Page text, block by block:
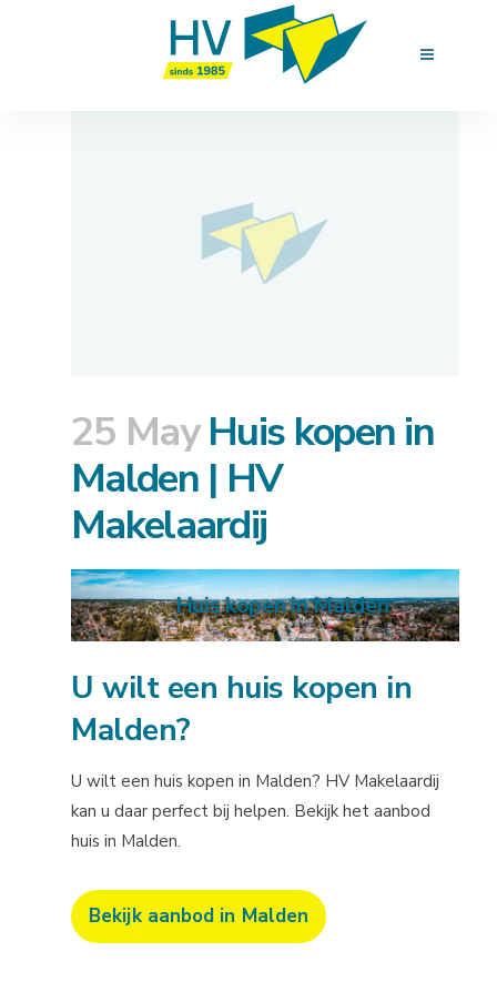
25 MayHuis kopen in
Malden | HV
Makelaardij
Huis kopen in Malden
U wilt een huis kopen in
Malden?
U wilt een huis kopen in Malden? HV Makelaardij
kan u daar perfect bij helpen. Bekijk het aanbod
huis in Malden.
Bekijk aanbod in Malden